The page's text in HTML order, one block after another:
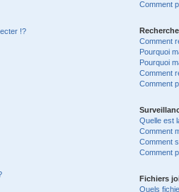
!?
Comment
Comment
Pourquoi
Pourquoi
Comment
Comment
Quelle est
Comment
Comment
Comment
Fichiers
Quels